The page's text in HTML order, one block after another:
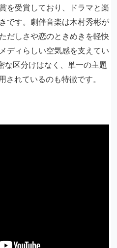
を受賞しており、ドラマと楽
です。劇伴音楽は木村秀彬が
だしさや恋のときめきを軽快
ディらしい空気感を支えてい
な区分けはなく、単一の主題
れているのも特徴です。